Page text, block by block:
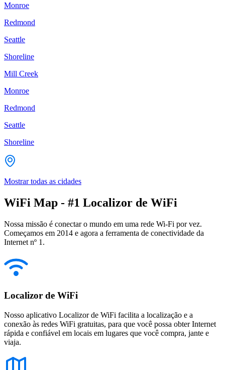
Monroe
Redmond
Seattle
Shoreline
Mill Creek
Monroe
Redmond
Seattle
Shoreline
Mostrar todas as cidades
WiFi Map - #1 Localizor de WiFi
Nossa missão é conectar o mundo em uma rede Wi-Fi por vez.
Começamos em 2014 e agora a ferramenta de conectividade da
Internet nº 1.
Localizor de WiFi
Nosso aplicativo Localizor de WiFi facilita a localização e a
conexão às redes WiFi gratuitas, para que você possa obter Internet
rápida e confiável em locais em lugares que você compra, jante e
viaja.